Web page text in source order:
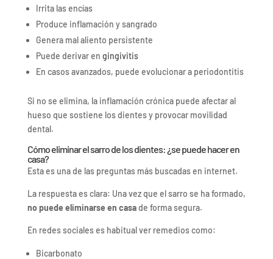
Irrita las encías
Produce inflamación y sangrado
Genera mal aliento persistente
Puede derivar en gingivitis
En casos avanzados, puede evolucionar a periodontitis
Si no se elimina, la inflamación crónica puede afectar al
hueso que sostiene los dientes y provocar movilidad
dental.
Cómo eliminar el sarro de los dientes: ¿se puede hacer en
casa?
Esta es una de las preguntas más buscadas en internet.
La respuesta es clara: Una vez que el sarro se ha formado,
no puede eliminarse en casade forma segura.
En redes sociales es habitual ver remedios como:
Bicarbonato